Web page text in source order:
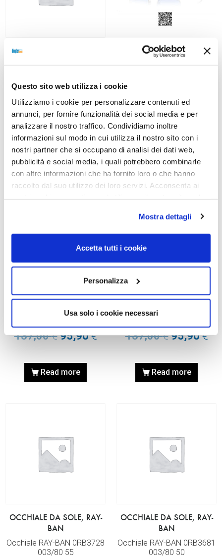
Questo sito web utilizza i cookie
Utilizziamo i cookie per personalizzare contenuti ed
annunci, per fornire funzionalità dei social media e per
analizzare il nostro traffico. Condividiamo inoltre
informazioni sul modo in cui utilizza il nostro sito con i
nostri partner che si occupano di analisi dei dati web,
pubblicità e social media, i quali potrebbero combinarle
con altre informazioni che ha fornito loro o che hanno
raccolto dal suo utilizzo dei loro servizi. Acconsenta ai
Mostra dettagli
Accetta tutti i cookie
Personalizza
Usa solo i cookie necessari
OCCHIALE DA SOLE, RAY-
003/80 56
152,00€ 106,40 €
Read more
OCCHIALE DA SOLE, RAY-
137,00€ 95,90
Read more
OCCHIALE DA SOLE, RAY-
BAN
Occhiale RAY-BAN 0RB3741
003/80 56
137,00€ 95,90€
Read more
OCCHIALE DA SOLE, RAY-
BAN
Occhiale RAY-BAN 0RB3728
003/80 58
137,00€ 95,90€
Read more
OCCHIALE DA SOLE, RAY-
BAN
Occhiale RAY-BAN 0RB3728
003/80 55
OCCHIALE DA SOLE, RAY-
BAN
Occhiale RAY-BAN 0RB3681
003/80 50